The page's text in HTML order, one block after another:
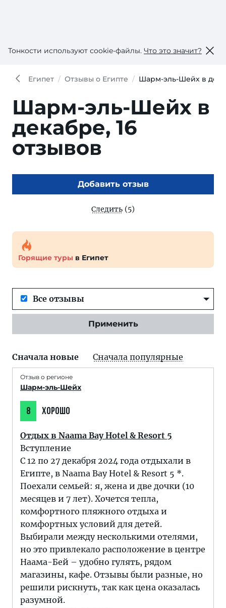
Тонкости используют сookie-файлы. Что это значит?
Египет Отзывы о Египте Шарм-эль-Шейх в
Шарм-эль-Шейх в
декабре, 16
отзывов
Добавить отзыв
Следить (5)
Горящие туры в Египет
Все отзывы
Применить
Сначала новые Сначала популярные
Отзыв о регионе
Шарм-эль-Шейх
8 ХОРОШО
Отдых в Naama Bay Hotel & Resort 5
Вступление
С 12 по 27 декабря 2024 года отдыхали в
Египте, в Naama Bay Hotel & Resort 5 *.
Поехали семьей: я, жена и две дочки (10
месяцев и 7 лет). Хочется тепла,
комфортного пляжного отдыха и
комфортных условий для детей.
Выбирали между несколькими отелями,
но это привлекало расположение в центре
Наама-Бей – удобно гулять, рядом
магазины, кафе. Отзывы были разные, но
решили рискнуть, так как цена оказалась
разумной.